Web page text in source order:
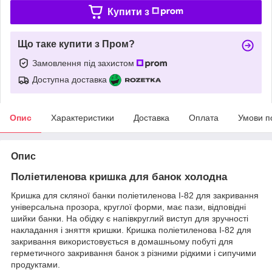
Купити з
Що таке купити з Пром?
Замовлення під захистом
Доступна доставка
Опис Характеристики Доставка Оплата Умови
Опис
Поліетиленова кришка для банок холодна
Кришка для скляної банки поліетиленова I-82 для закривання
універсальна прозора, круглої форми, має пази, відповідні
шийки банки. На обідку є напівкруглий виступ для зручності
накладання і зняття кришки. Кришка поліетиленова I-82 для
закривання використовується в домашньому побуті для
герметичного закривання банок з різними рідкими і сипучими
продуктами.